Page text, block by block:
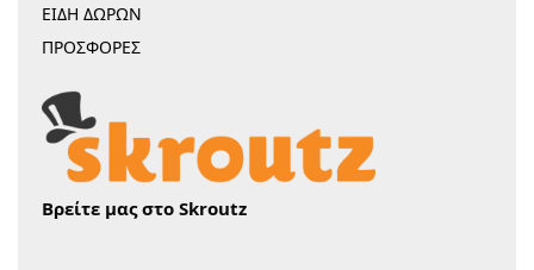
ΕΙΔΗ ΔΩΡΩΝ
ΠΡΟΣΦΟΡΕΣ
Βρείτε μας στο Skroutz